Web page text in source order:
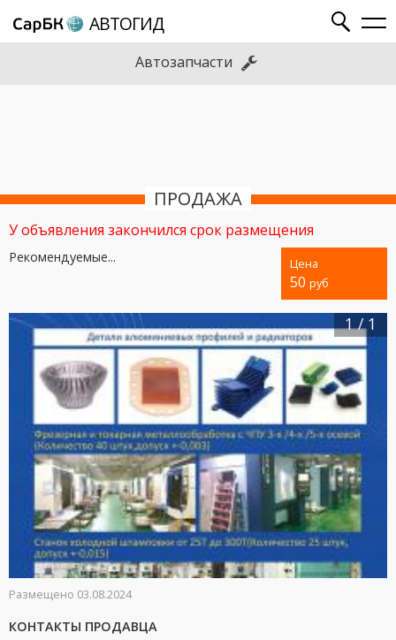
АВТОГИД
Автозапчасти
ПРОДАЖА
У объявления закончился срок размещения
Цена
50 руб
Рекомендуемые...
1 /1
Размещено 03.08.2024
КОНТАКТЫ ПРОДАВЦА